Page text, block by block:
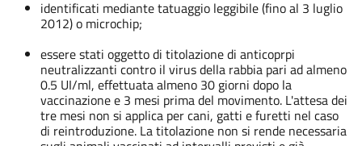
identificati mediante tatuaggio leggibile (fino al 3 luglio
2012) o microchip;
essere stati oggetto di titolazione di anticoprpi
neutralizzanti contro il virus della rabbia pari ad almeno
0.5 UI/ml, effettuata almeno 30 giorni dopo la
vaccinazione e 3 mesi prima del movimento. L'attesa dei
tre mesi non si applica per cani, gatti e furetti nel caso
di reintroduzione. La titolazione non si rende necessaria